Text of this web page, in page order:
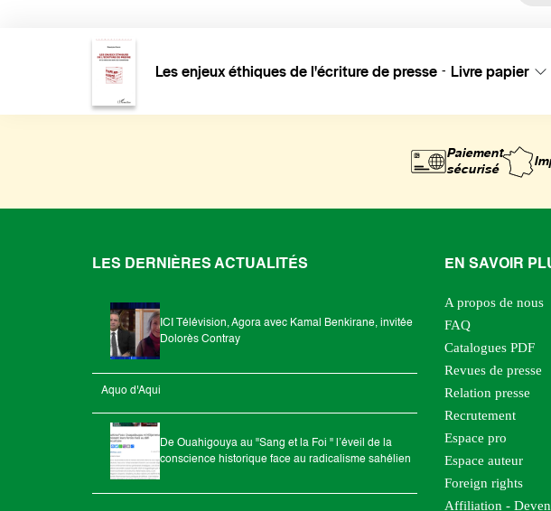
Les enjeux éthiques de l'écriture de presse - Livre papier
Paiement
sécurisé
LES DERNIÈRES ACTUALITÉS
ICI Télévision, Agora avec Kamal Benkirane, invitée
Dolorès Contray
Aquo d'Aqui
De Ouahigouya au "Sang et la Foi " l’éveil de la
conscience historique face au radicalisme sahélien
EN SAVOIR
A propos de nous
FAQ
Catalogues PDF
Revues de presse
Relation presse
Recrutement
Espace pro
Espace auteur
Foreign rights
Affiliation -